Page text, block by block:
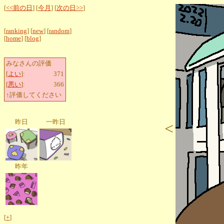
[<<前の日 ] [今月 ] [次の日>>]
[ranking] [new] [random]
[home] [blog]
みなさんの評価
[よい]:
371
[悪い]:
366
↑評価してください
昨日 一昨日
昨年
[+]
<